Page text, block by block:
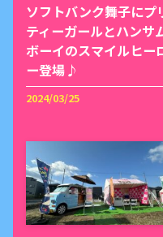
ソフトバンク舞子にプ
ティーガールとハンサ
ボーイのスマイルヒー
ー登場♪
2024/03/25